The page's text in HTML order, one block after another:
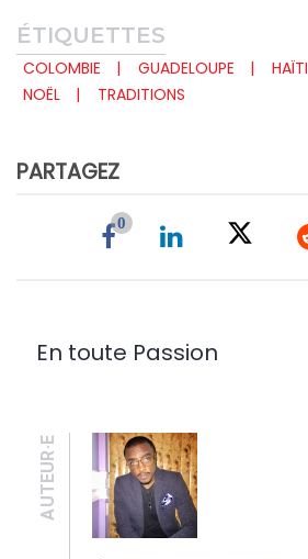
ÉTIQUETTES
COLOMBIE GUADELOUPE HAÏTI
NOËL
TRADITIONS
PARTAGEZ
0
En toute Passion
AUTEUR·E